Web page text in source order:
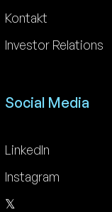
Kontakt
Investor Relations
Social Media
LinkedIn
Instagram
𝕏